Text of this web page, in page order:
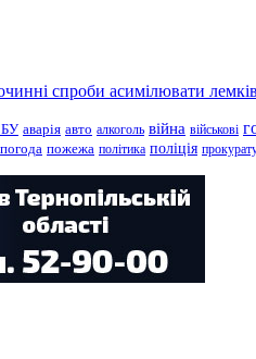
спроби асимілювати лемків
аварія авто алкоголь війна військові
погода пожежа політика поліція